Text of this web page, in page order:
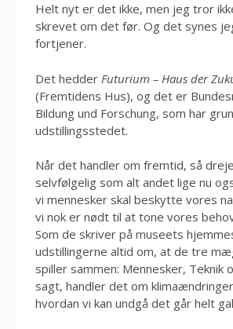
Helt nyt er det ikke, men jeg tror
skrevet om det før. Og det synes
fortjener.
Det hedder Futurium – Haus der
(Fremtidens Hus), og det er
Bildung und Forschung, som har
udstillingsstedet.
Når det handler om fremtid, så
selvfølgelig som alt andet lige nu
vi mennesker skal beskytte vores
vi nok er nødt til at tone vores
Som de skriver på museets
udstillingerne altid om, at de tre
spiller sammen: Mennesker, Teknik
sagt, handler det om
hvordan vi kan undgå det går helt